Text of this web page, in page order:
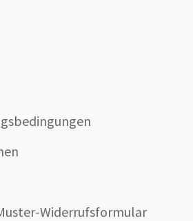
Widerrufsformular